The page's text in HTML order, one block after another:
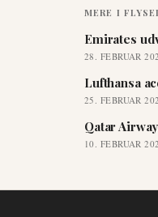
MERE I
Emirates
28. FEBRUAR
Lufthansa
25. FEBRUAR
Qatar
10. FEBRUAR